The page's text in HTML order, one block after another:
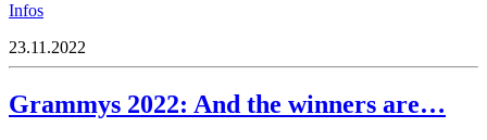
Infos
23.11.2022
Grammys 2022: And the winners are…